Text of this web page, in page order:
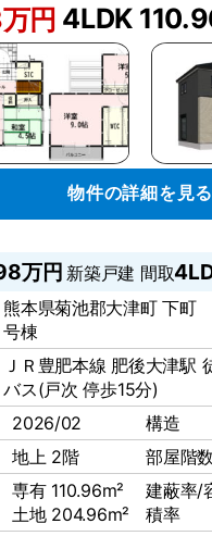
円 4LDK
物件の詳細を見る
万円 新築戸建 間取
熊本県菊池郡大津町 下
号棟
ＪＲ豊肥本線 肥後大津駅
バス(戸次 停歩15分)
2026/02 構造
地上 2階 部屋階数
専有 110.96m²
土地 204.96m²
建蔽率/
積率